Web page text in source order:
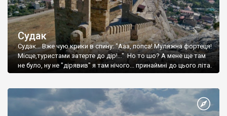
Судак
Судак... Вже чую крики в спину: "Ааа, попса! Муляжна фортеця!
Місце,туристами затерте до дір!..." Но то шо? А мене ще там
не було, ну не "дірявив" я там нічого... принаймні до цього літа.